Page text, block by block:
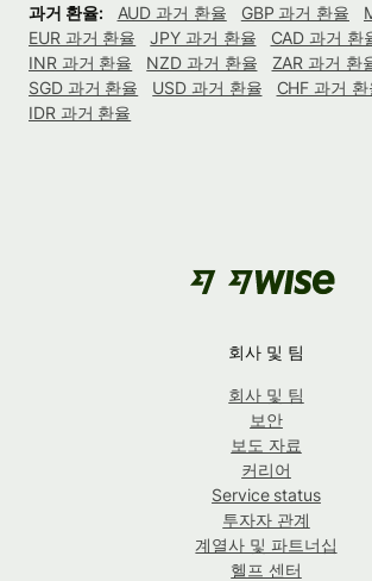
과거 환율: AUD 과거 환율 GBP 과거 환율
EUR 과거 환율
JPY 과거 환율
CAD 과거 환
INR 과거 환율
NZD 과거 환율
ZAR 과거 환
SGD 과거 환율
USD 과거 환율
CHF 과거 환
IDR 과거 환율
회사 및 팀
회사 및 팀
보안
보도 자료
커리어
Service status
투자자 관계
계열사 및 파트너십
헬프 센터